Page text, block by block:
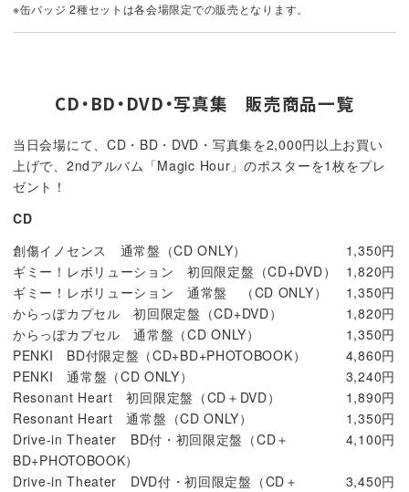
※缶バッジ 2種セットは各会場限定での販売となります。
CD・BD・DVD・写真集 販売商品一覧
当日会場にて、CD・BD・DVD・写真集を2,000円以上お買い
上げで、2ndアルバム「Magic Hour」のポスターを1枚をプレ
ゼント！
CD
創傷イノセンス 通常盤（CD ONLY）
1,350円
ギミー！レボリューション 初回限定盤（CD+DVD）
1,820円
ギミー！レボリューション 通常盤 （CD ONLY）
1,350円
からっぽカプセル 初回限定盤（CD+DVD）
1,820円
からっぽカプセル 通常盤（CD ONLY）
1,350円
PENKI BD付限定盤（CD+BD+PHOTOBOOK）
4,860円
PENKI 通常盤（CD ONLY）
3,240円
Resonant Heart 初回限定盤（CD＋DVD）
1,890円
Resonant Heart 通常盤（CD ONLY）
1,350円
Drive-in Theater BD付・初回限定盤（CD＋
BD+PHOTOBOOK）
4,100円
Drive-in Theater DVD付・初回限定盤（CD＋
3,450円